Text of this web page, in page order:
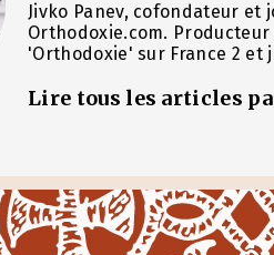
Jivko Panev, cofondateur et
Orthodoxie.com.
'Orthodoxie' sur France 2 et
Lire tous les articles